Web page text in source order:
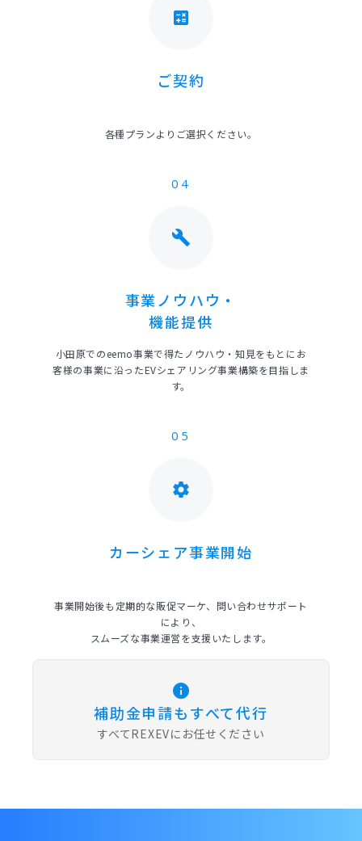
calculate
ご契約
各種プランよりご選択ください。
04
build
事業ノウハウ・
機能提供
小田原でのeemo事業で得たノウハウ・知見をもとにお
客様の事業に沿ったEVシェアリング事業構築を目指しま
す。
05
settings
カーシェア事業開始
事業開始後も定期的な販促マーケ、問い合わせサポート
により、
スムーズな事業運営を支援いたします。
info
補助金申請もすべて代行
すべてREXEVにお任せください